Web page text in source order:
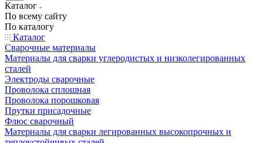
Каталог
По всему сайту
По каталогу
Каталог
Сварочные материалы
Материалы для сварки углеродистых и низколегированных
сталей
Электроды сварочные
Проволока сплошная
Проволока порошковая
Прутки присадочные
Флюс сварочный
Материалы для сварки легированных высокопрочных и